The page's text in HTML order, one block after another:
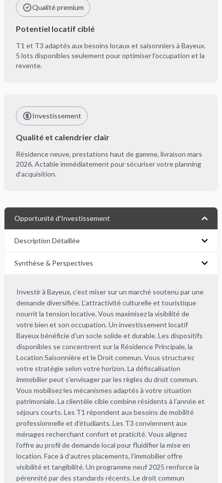
Qualité premium
Potentiel locatif ciblé
T1 et T3 adaptés aux besoins locaux et saisonniers à Bayeux.
5 lots disponibles seulement pour optimiser l’occupation et la
revente.
Investissement
Qualité et calendrier clair
Résidence neuve, prestations haut de gamme, livraison mars
2026. Actable immédiatement pour sécuriser votre planning
d’acquisition.
Opportunité d'Investissement
Description Détaillée
Synthèse & Perspectives
Investir à Bayeux, c’est miser sur un marché soutenu par une
demande diversifiée. L’attractivité culturelle et touristique
nourrit la tension locative. Vous maximisez la visibilité de
votre bien et son occupation. Un investissement locatif
Bayeux bénéficie d’un socle solide et durable. Les dispositifs
disponibles se concentrent sur la Résidence Principale, la
Location Saisonnière et le Droit commun. Vous structurez
votre stratégie selon votre horizon. La défiscalisation
immobilier peut s’envisager par les règles du droit commun.
Vous mobilisez les mécanismes adaptés à votre situation
patrimoniale. La clientèle cible combine résidents à l’année et
séjours courts. Les T1 répondent aux besoins de mobilité
professionnelle et d’étudiants. Les T3 conviennent aux
ménages recherchant confort et praticité. Vous alignez
l’offre au profil de demande local pour fluidifier la mise en
location. Face à d’autres placements, l’immobilier offre
visibilité et tangibilité. Un programme neuf 2025 renforce la
pérennité par des standards récents. Le droit commun